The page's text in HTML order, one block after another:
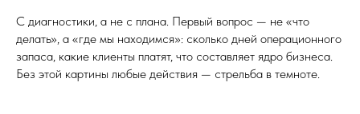
С диагностики, а не с плана. Первый вопрос — не «что
делать», а «где мы находимся»: сколько дней операционного
запаса, какие клиенты платят, что составляет ядро бизнеса.
Без этой картины любые действия — стрельба в темноте.